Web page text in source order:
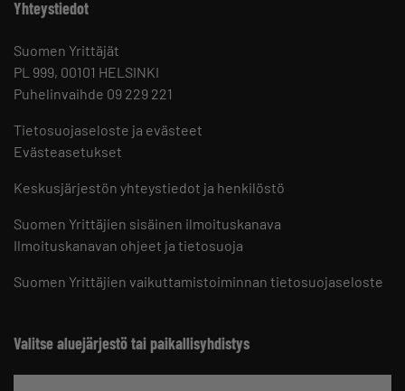
Yhteystiedot
Suomen Yrittäjät
PL 999, 00101 HELSINKI
Puhelinvaihde 09 229 221
Tietosuojaseloste ja evästeet
Evästeasetukset
Keskusjärjestön yhteystiedot ja henkilöstö
Suomen Yrittäjien sisäinen ilmoituskanava
Ilmoituskanavan ohjeet ja tietosuoja
Suomen Yrittäjien vaikuttamistoiminnan tietosuojaseloste
Valitse aluejärjestö tai paikallisyhdistys